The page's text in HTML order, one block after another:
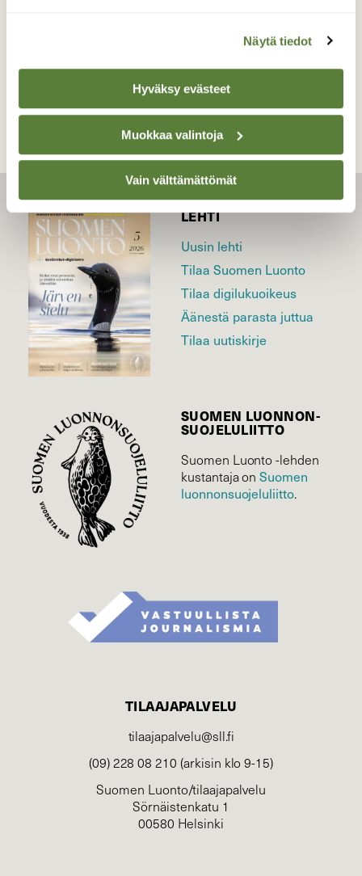
Näytä tiedot
Hyväksy evästeet
Muokkaa valintoja
Vain välttämättömät
TAKAISIN LISTAAN
LEHTI
Uusin lehti
Tilaa Suomen Luonto
Tilaa digilukuoikeus
Äänestä parasta juttua
Tilaa uutiskirje
SUOMEN LUONNON­
SUOJELU­LIITTO
Suomen Luonto -lehden
kustantaja onSuomen
luonnonsuojelu­liitto.
TILAAJAPALVELU
tilaajapalvelu@sll.fi
(09) 228 08 210 (arkisin klo 9-15)
Suomen Luonto/tilaajapalvelu
Sörnäistenkatu 1
00580 Helsinki